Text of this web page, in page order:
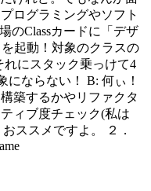
ログラミングやソフト
のClassカードに「デザ
起動！対象のクラスの
にスタック乗っけて4
ならない！ B: 何ぃ！
築するかやリファクタ
ィブ度チェック(私は
ススメですよ。 ２．